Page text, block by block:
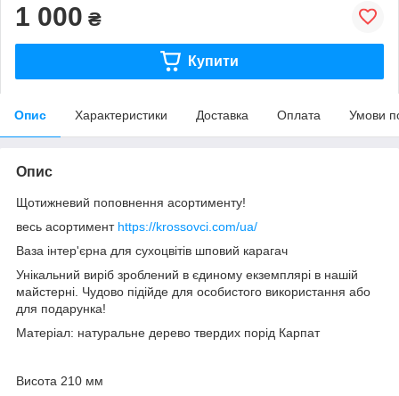
1 000 ₴
Купити
Опис Характеристики Доставка Оплата Умови
Опис
Щотижневий поповнення асортименту!
весь асортимент https://krossovci.com/ua/
Ваза інтер'єрна для сухоцвітів шповий карагач
Унікальний виріб зроблений в єдиному екземплярі в нашій
майстерні. Чудово підійде для особистого використання або
для подарунка!
Матеріал: натуральне дерево твердих порід Карпат
Висота 210 мм